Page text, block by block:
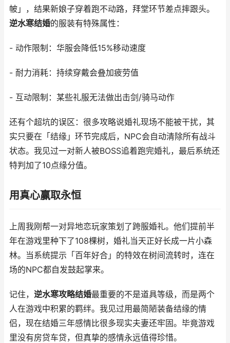
帔」，结果新娘子穿着跑不动路，拜堂环节差点摔跟头。
逆水寒结婚的服装有特殊属性：
- 动作限制：华服会降低15%移动速度
- 耐力消耗：持续穿戴会叠加疲劳值
- 互动限制：某些礼服无法做出击剑/骑马动作
还有个超坑的误区：很多攻略说婚礼现场不能被干扰，其
实只要在「结缘」环节完成后，NPC会自动清除所有战斗
状态。我见过一对新人被BOSS追着跑完婚礼，最后系统还
特判加了10点缘分值。
用真心赢取永恒
上周我刚帮一对异地恋玩家策划了跨服婚礼。他们提前半
年在游戏里种下了108棵树，婚礼当天正好长成一片小森
林。当系统提示「百年好合」的特效在树间流转时，连在
场的NPC都自发鼓起掌来。
记住， 逆水寒攻略结婚最重要的不是道具等级，而是两个
人在游戏中积累的羁绊。我见过用最简陋装备结缘的情
侣，现在结婚三年感情比很多现实夫妻还牢固。毕竟游戏
里没有房贷车贷，但真挚的感情永远值得珍惜。